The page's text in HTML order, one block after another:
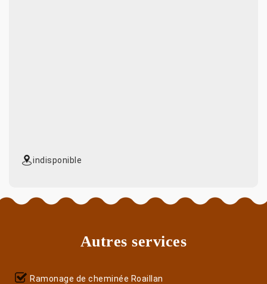
indisponible
Autres services
Ramonage de cheminée Roaillan